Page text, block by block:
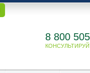
8 800